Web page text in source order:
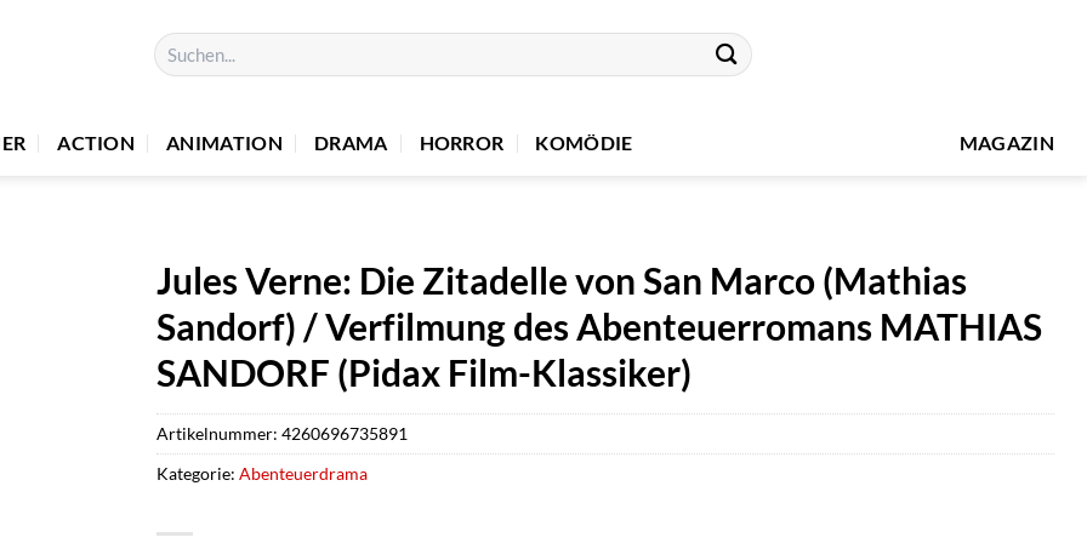
Suchen
nach:
ACTION ANIMATION DRAMA HORROR KOMÖDIE MAGAZIN
Jules Verne: Die Zitadelle von San Marco (Mathias
Sandorf) / Verfilmung des Abenteuerromans MATHIAS
SANDORF (Pidax Film-Klassiker)
Artikelnummer: 4260696735891
Kategorie: Abenteuerdrama